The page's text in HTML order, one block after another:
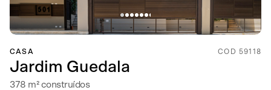
CASA COD 59118
Jardim Guedala
378 m² construídos